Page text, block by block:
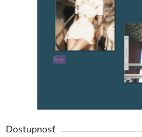
Dostupnosť